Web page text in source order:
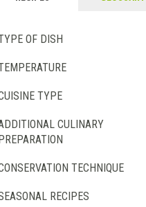
OF DISH
TYPE
CULINARY
TECHNIQUE
RECIPES